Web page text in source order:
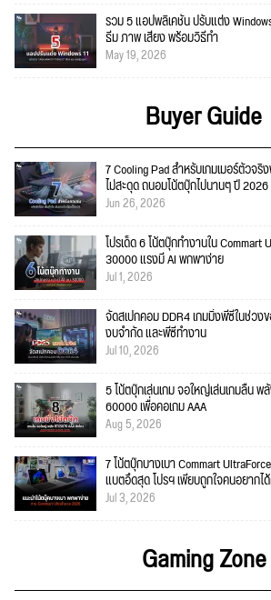
รวม 5 แอปพลิเคชัน ปรับแต่ง
ธีม ภาพ เสียง พร้อมวิธีทำ
May 19, 2026
Buyer Guide
7 Cooling Pad สำหรับเกมเมอร์ตัวจริ
ไม่สะดุด ถนอมโน้ตบุ๊กไปนานๆ ปี 2026
Jun 26, 2026
โปรเด็ด 6 โน้ตบุ๊กทำงานใน
30000 แรงมี AI พกพาง่าย
Jul 1, 2026
จัดสเปกคอม DDR4 เกมมิ่งพีซีในช่ว
งบจำกัด และพีซีทำงาน
Jul 10, 2026
5 โน้ตบุ๊กเล่นเกม จอใหญ่เล่นเกมลื่น พ
60000 เพื่อคอเกม AAA
Aug 5, 2026
7 โน้ตบุ๊กบางเบา Commart
แบตอึดสุด โปรฯ เพียบถูกใจคนอยากไ
Jul 3, 2026
Gaming Zone